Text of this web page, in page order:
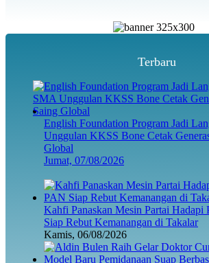
Terbaru
English Foundation Program Jadi
Unggulan KKSS Bone Cetak
Global
Jumat, 07/08/2026
Kahfi Panaskan Mesin Partai Hadapi
Siap Rebut Kemanangan di Takalar
Kamis, 06/08/2026